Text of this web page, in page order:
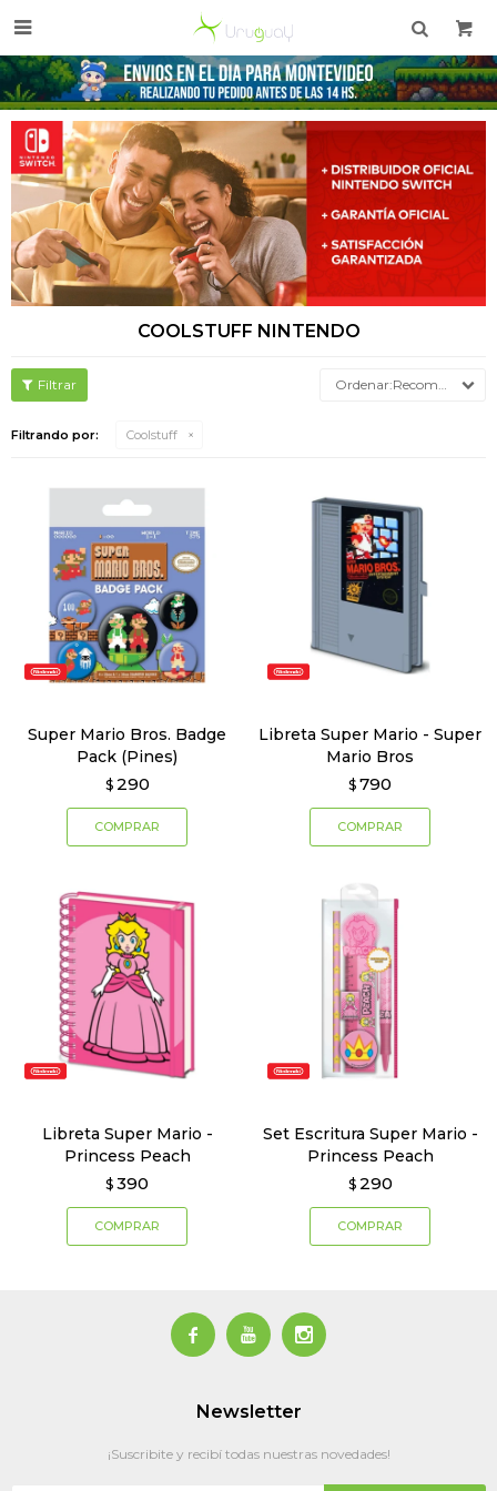

COOLSTUFF NINTENDO
Recomendados
Filtrando por: Coolstuff
Super Mario Bros. Badge
Pack (Pines)
$ 290
Libreta Super Mario - Super
Mario Bros
$ 790
Libreta Super Mario -
Princess Peach
$ 390
Set Escritura Super Mario -
Princess Peach
$ 290
  
Newsletter
¡Suscribite y recibí todas nuestras novedades!